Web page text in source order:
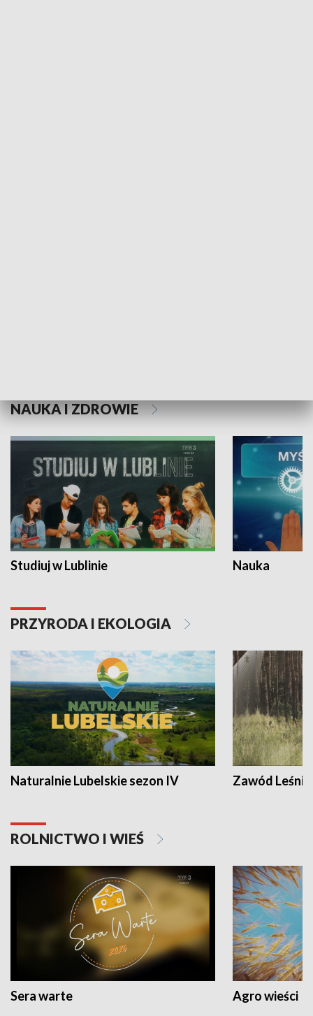
NAUKA I ZDROWIE
Studiuj w Lublinie Nauka
PRZYRODA I EKOLOGIA
Naturalnie Lubelskie sezon IV Zawód Leśnik
ROLNICTWO I WIEŚ
Sera warte Agro wieści